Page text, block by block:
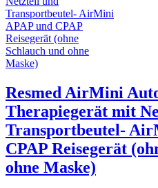
Resmed AirMini
Therapiegerät mit
Transportbeutel-
CPAP Reisegerät
ohne Maske)